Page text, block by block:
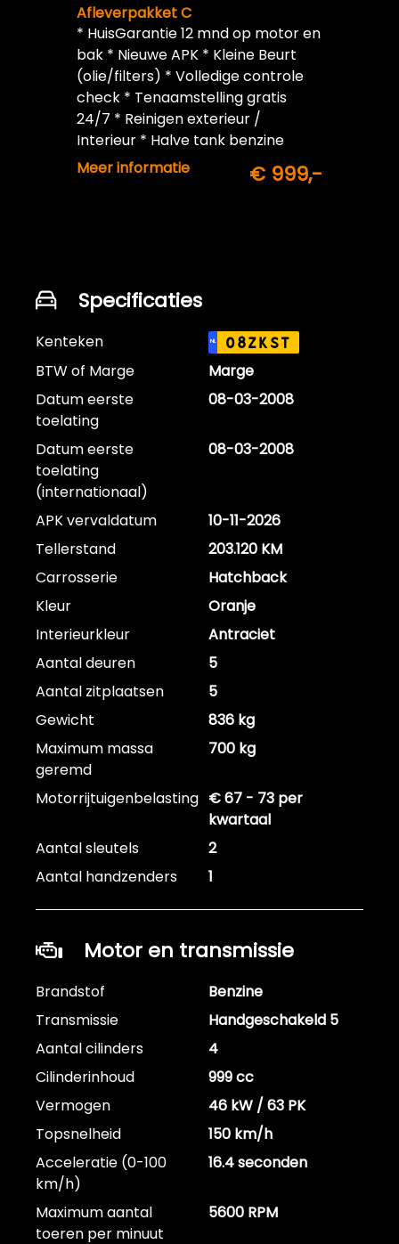
Afleverpakket C
* HuisGarantie 12 mnd op motor en
bak * Nieuwe APK * Kleine Beurt
(olie/filters) * Volledige controle
check * Tenaamstelling gratis
24/7 * Reinigen exterieur /
Interieur * Halve tank benzine
inbegrepen
Meer informatie € 999,-
Specificaties
Kenteken NL 08ZKST
BTW of Marge
Marge
Datum eerste
toelating
08-03-2008
Datum eerste
toelating
(internationaal)
08-03-2008
APK vervaldatum
10-11-2026
Tellerstand
203.120 KM
Carrosserie
Hatchback
Kleur
Oranje
Interieurkleur
Antraciet
Aantal deuren
5
Aantal zitplaatsen
5
Gewicht
836 kg
Maximum massa
geremd
700 kg
Motorrijtuigenbelasting € 67 - 73 per
kwartaal
Aantal sleutels
2
Aantal handzenders
1
Motor en transmissie
Brandstof
Benzine
Transmissie
Handgeschakeld 5
Aantal cilinders
4
Cilinderinhoud
999 cc
Vermogen
46 kW / 63 PK
Topsnelheid
150 km/h
Acceleratie (0-100
km/h)
16.4 seconden
Maximum aantal
toeren per minuut
5600 RPM